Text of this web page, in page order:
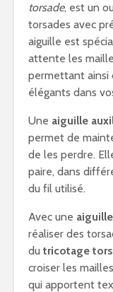
torsade, est un
torsades avec
aiguille est
attente les
permettant ainsi
élégants dans
Une aiguille
permet de
de les perdre.
paire, dans
du fil utilisé.
Avec une
réaliser des
du tricotage
croiser les
qui apportent